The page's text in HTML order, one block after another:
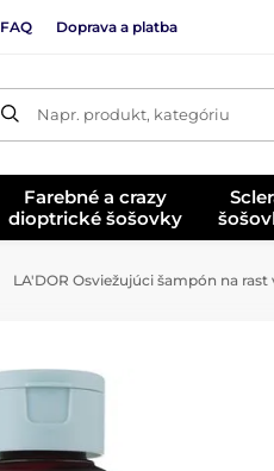
FAQ Doprava a platba
Napr. produkt, kategóriu
Farebné a crazy
dioptrické šošovky
LA'DOR Osviežujúci šampón na